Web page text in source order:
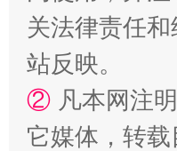
规模最大的光氢
关法律责任
站反映。
② 凡本网注
它媒体，转